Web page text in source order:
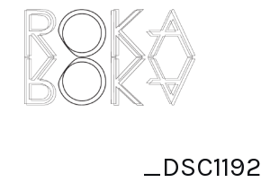
_DSC1192